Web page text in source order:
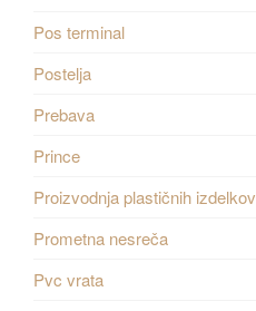
Pos terminal
Postelja
Prebava
Prince
Proizvodnja plastičnih izdelkov
Prometna nesreča
Pvc vrata